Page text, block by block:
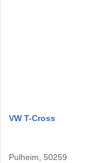
VW T-Cross
Pulheim, 50259